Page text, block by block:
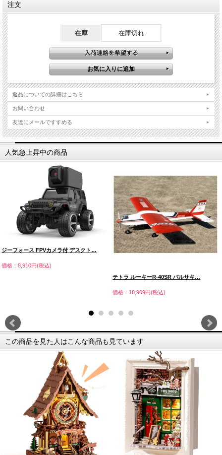
注文
在庫 在庫切れ
返品についての詳細はこちら
お問い合わせ
友達にメールですすめる
人気急上昇中の商品
ジーフォース FPVカメラ付 デスクト…
価格：8,910円(税込)
テトラ ルーキーR-40SR バルサキ…
価格：18,909円(税込)
この商品を見た人はこんな商品も見ています